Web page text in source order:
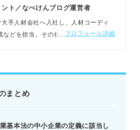
、年間休日や有給休暇も取得しや
、給与も高く、社会的信頼も得や
、業務範囲が限定され、出世しに
だけでなく注意点も理解し、自分
う。
うか就活の軸で判断しよう
ト／なべけんブログ運営者
手人材会社へ入社し、人材コーディ
などを担当。その後独立し、現在はカ
プロフィール詳細
まとめ
基本法の中小企業の定義に該当し